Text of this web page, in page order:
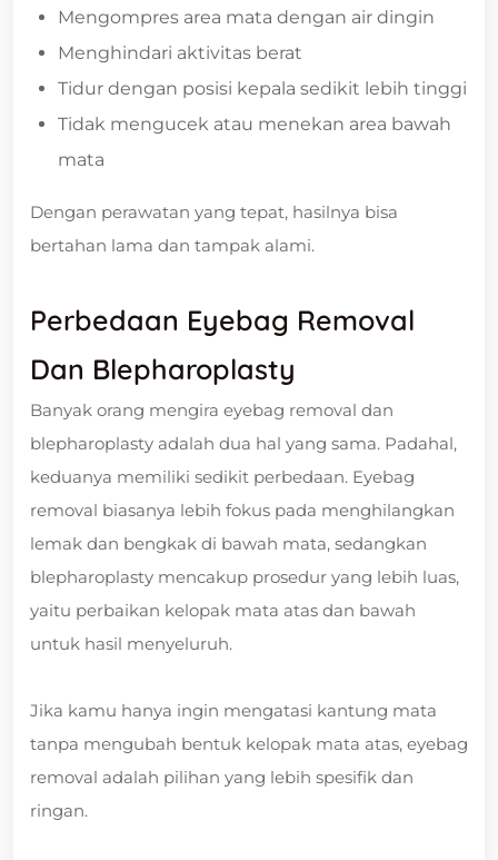
Mengompres area mata dengan air dingin
Menghindari aktivitas berat
Tidur dengan posisi kepala sedikit lebih tinggi
Tidak mengucek atau menekan area bawah
mata
Dengan perawatan yang tepat, hasilnya bisa
bertahan lama dan tampak alami.
Perbedaan Eyebag Removal
Dan Blepharoplasty
Banyak orang mengira eyebag removal dan
blepharoplasty adalah dua hal yang sama. Padahal,
keduanya memiliki sedikit perbedaan. Eyebag
removal biasanya lebih fokus pada menghilangkan
lemak dan bengkak di bawah mata, sedangkan
blepharoplasty mencakup prosedur yang lebih luas,
yaitu perbaikan kelopak mata atas dan bawah
untuk hasil menyeluruh.
Jika kamu hanya ingin mengatasi kantung mata
tanpa mengubah bentuk kelopak mata atas, eyebag
removal adalah pilihan yang lebih spesifik dan
ringan.